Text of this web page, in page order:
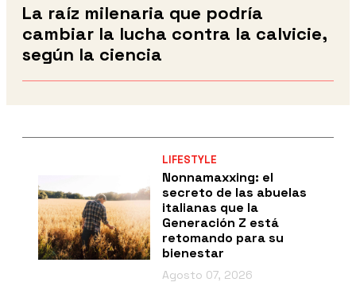
La raíz milenaria que podría
cambiar la lucha contra la calvicie,
según la ciencia
LIFESTYLE
Nonnamaxxing: el
secreto de las abuelas
italianas que la
Generación Z está
retomando para su
bienestar
Agosto 07, 2026